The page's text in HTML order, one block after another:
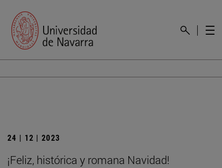
24 | 12 | 2023
¡Feliz, histórica y romana Navidad!